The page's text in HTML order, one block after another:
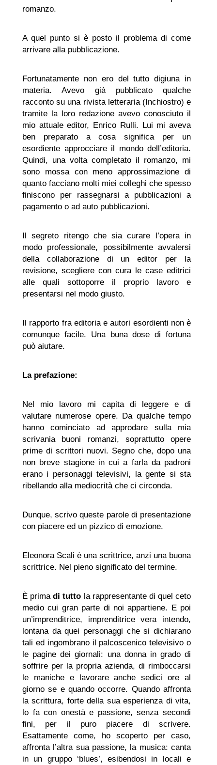
romanzo.
A quel punto si è posto il problema di come
arrivare alla pubblicazione.
Fortunatamente non ero del tutto digiuna in
materia. Avevo già pubblicato qualche
racconto su una rivista letteraria (Inchiostro) e
tramite la loro redazione avevo conosciuto il
mio attuale editor, Enrico Rulli. Lui mi aveva
ben preparato a cosa significa per un
esordiente approcciare il mondo dell’editoria.
Quindi, una volta completato il romanzo, mi
sono mossa con meno approssimazione di
quanto facciano molti miei colleghi che spesso
finiscono per rassegnarsi a pubblicazioni a
pagamento o ad auto pubblicazioni.
Il segreto ritengo che sia curare l’opera in
modo professionale, possibilmente avvalersi
della collaborazione di un editor per la
revisione, scegliere con cura le case editrici
alle quali sottoporre il proprio lavoro e
presentarsi nel modo giusto.
Il rapporto fra editoria e autori esordienti non è
comunque facile. Una buna dose di fortuna
può aiutare.
La prefazione:
Nel mio lavoro mi capita di leggere e di
valutare numerose opere. Da qualche tempo
hanno cominciato ad approdare sulla mia
scrivania buoni romanzi, soprattutto opere
prime di scrittori nuovi. Segno che, dopo una
non breve stagione in cui a farla da padroni
erano i personaggi televisivi, la gente si sta
ribellando alla mediocrità che ci circonda.
Dunque, scrivo queste parole di presentazione
con piacere ed un pizzico di emozione.
Eleonora Scali è una scrittrice, anzi una buona
scrittrice. Nel pieno significato del termine.
È primadi tutto la rappresentante di quel ceto
medio cui gran parte di noi appartiene. E poi
un’imprenditrice, imprenditrice vera intendo,
lontana da quei personaggi che si dichiarano
tali ed ingombrano il palcoscenico televisivo o
le pagine dei giornali: una donna in grado di
soffrire per la propria azienda, di rimboccarsi
le maniche e lavorare anche sedici ore al
giorno se e quando occorre. Quando affronta
la scrittura, forte della sua esperienza di vita,
lo fa con onestà e passione, senza secondi
fini, per il puro piacere di scrivere.
Esattamente come, ho scoperto per caso,
affronta l’altra sua passione, la musica: canta
in un gruppo ‘blues’, esibendosi in locali e